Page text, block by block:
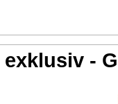
exklusiv -